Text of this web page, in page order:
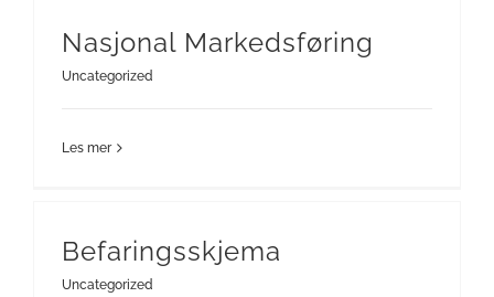
Nasjonal Markedsføring
Uncategorized
Les mer
Befaringsskjema
Uncategorized